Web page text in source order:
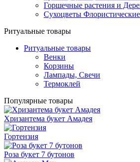
Горшечные растения и
Сухоцветы
Ритуальные товары
Ритуальные товары
Венки
Корзины
Лампады, Свечи
Термоклей
Популярные товары
Хризантема букет Амадея
Гортензия
Роза букет 7 бутонов